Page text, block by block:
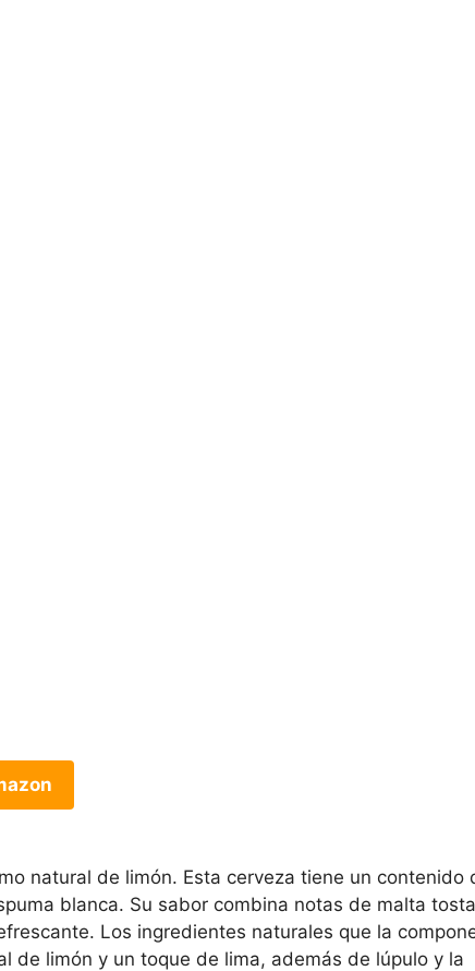
natural de limón. Esta cerveza tiene un contenido
blanca. Su sabor combina notas de malta
Los ingredientes naturales que la
de limón y un toque de lima, además de lúpulo y la